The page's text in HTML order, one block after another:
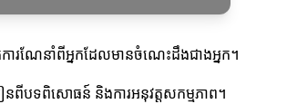
រណែនាំពីអ្នកដែលមានចំណេះដឹងជាងអ្នក។
ៀនពីបទពិសោធន៍ និងការអនុវត្តសកម្មភាព។